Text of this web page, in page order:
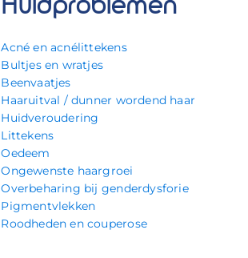
Huidproblemen
Acné en acnélittekens
Bultjes en wratjes
Beenvaatjes
Haaruitval / dunner wordend haar
Huidveroudering
Littekens
Oedeem
Ongewenste haargroei
Overbeharing bij genderdysforie
Pigmentvlekken
Roodheden en couperose